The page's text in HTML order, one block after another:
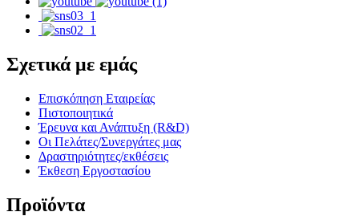
Σχετικά με εμάς
Επισκόπηση Εταιρείας
Πιστοποιητικά
Έρευνα και Ανάπτυξη (R&D)
Οι Πελάτες/Συνεργάτες μας
Δραστηριότητες/εκθέσεις
Έκθεση Εργοστασίου
Προϊόντα